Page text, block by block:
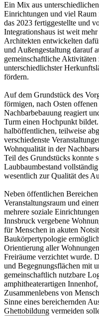
Ein Mix aus
Einrichtungen und viel
das 2023 fertiggestellte und
Integrationshaus ist weit
Architekten entwickelten
und Außengestaltung darauf
gemeinschaftliche
unterschiedlichster
fördern.
Auf dem Grundstück des
förmigen, nach Osten
Nachbarbebauung reagiert
Turm einen Hochpunkt
halböffentlichen, teilweise
verschiedenste
Wohnqualität in der
Teil des Grundstücks konnte
Laubbaumbestand
wesentlich zur Qualität des
Neben öffentlichen
Veranstaltungsraum und
mehrere soziale
Innsbruck vergebene
für Menschen in akuten
Baukörpertypologie
Orientierung aller
Freiräume verzichtet wurde.
und Begegnungsflächen mit
gemeinschaftlich nutzbare
amphitheaterartigen
Zusammenlebens von
Sinne eines bereichernden
Ghettobildung vermeiden